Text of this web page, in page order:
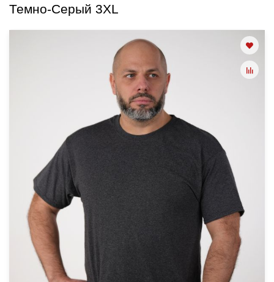
Темно-Серый 3XL